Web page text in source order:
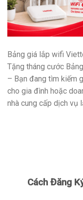
Bảng giá lắp wifi
Tặng tháng cước
– Bạn đang tìm kiếm
cho gia đình hoặc
nhà cung cấp dịch vụ
Cách Đăng